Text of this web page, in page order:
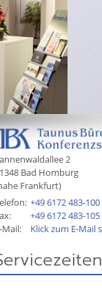
2
Bad Homburg
Frankfurt)
+49 6172 483-100
+49 6172 483-105
Mail:
Klick zum E-Mail